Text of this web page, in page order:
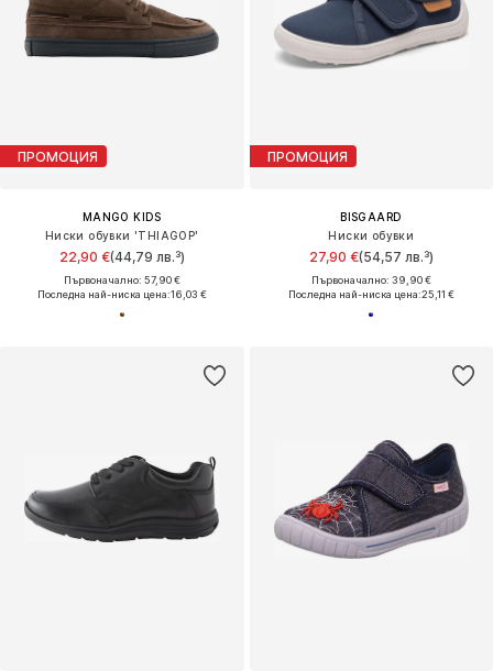
ПРОМОЦИЯ
MANGO KIDS
Ниски обувки 'THIAGOP'
22,90 €(44,79 лв.³)
Първоначално: 57,90 €
Последна най-ниска цена:16,03 €
ПРОМОЦИЯ
BISGAARD
Ниски обувки
27,90 €(54,57 лв.³)
Първоначално: 39,90 €
Последна най-ниска цена:25,11 €